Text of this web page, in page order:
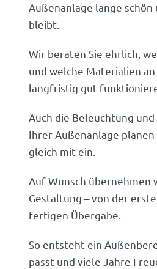
Außenanlage lange
bleibt.
Wir beraten Sie ehrlich,
und welche Materialien
langfristig gut
Auch die Beleuchtung
Ihrer Außenanlage
gleich mit ein.
Auf Wunsch übernehmen
Gestaltung – von der
fertigen Übergabe.
So entsteht ein
passt und viele Jahre